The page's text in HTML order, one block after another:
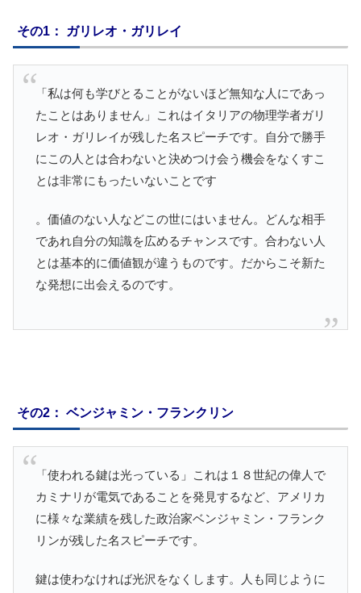
その1： ガリレオ・ガリレイ
「私は何も学びとることがないほど無知な人にであっ
たことはありません」これはイタリアの物理学者ガリ
レオ・ガリレイが残した名スピーチです。自分で勝手
にこの人とは合わないと決めつけ会う機会をなくすこ
とは非常にもったいないことです
。価値のない人などこの世にはいません。どんな相手
であれ自分の知識を広めるチャンスです。合わない人
とは基本的に価値観が違うものです。だからこそ新た
な発想に出会えるのです。
その2： ベンジャミン・フランクリン
「使われる鍵は光っている」これは１８世紀の偉人で
カミナリが電気であることを発見するなど、アメリカ
に様々な業績を残した政治家ベンジャミン・フランク
リンが残した名スピーチです。
鍵は使わなければ光沢をなくします。人も同じように